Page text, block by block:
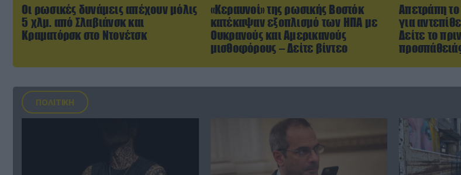
Οι ρωσικές δυνάμεις απέχουν μόλις
5 χλμ. από Σλαβιάνσκ και
Κραματόρσκ στο Ντονέτσκ
«Κεραυνοί» της ρωσικής Βοστόκ
κατέκαψαν εξοπλισμό των ΗΠΑ με
Ουκρανούς και Αμερικανούς
μισθοφόρους – Δείτε βίντεο
Απετράπη
για
Δείτε το
ΠΟΛΙΤΙΚΗ